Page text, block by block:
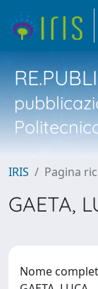
IRIS Pagina
GAETA,
Nome